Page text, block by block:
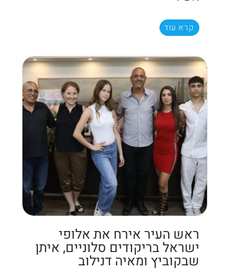
קרא עוד
ראש העיר אירח את אלופי
ישראל בריקודים סלוניים, איתן
שבקוביץ ומאיה דנילוב